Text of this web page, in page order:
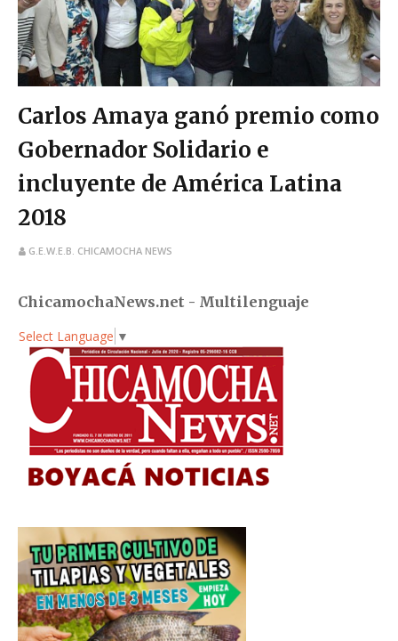
Carlos Amaya ganó premio como
Gobernador Solidario e
incluyente de América Latina
2018
G.E.W.E.B. CHICAMOCHA NEWS
ChicamochaNews.net - Multilenguaje
Select Language ▼